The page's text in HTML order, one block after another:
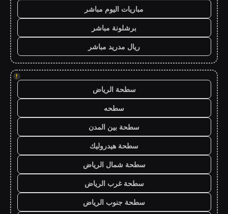
مباريات اليوم مباشر
برشلونة مباشر
ريال مدريد مباشر
!
سطحة الرياض
سطحه
سطحة بين المدن
سطحة هيدروليك
سطحة شمال الرياض
سطحة غرب الرياض
سطحة جنوب الرياض